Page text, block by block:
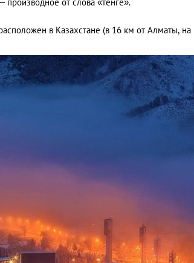
в Казахстане (в 16 км от Алматы, на